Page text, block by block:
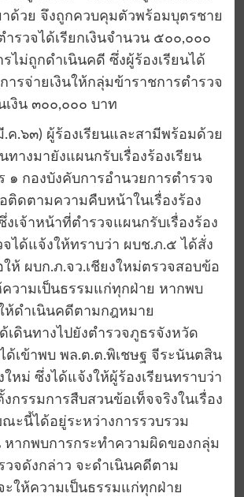
ด้วย จึงถูกควบคุมตัวพร้อมบุตรชาย
ำรวจได้เรียกเงินจำนวน ๕๐๐,๐๐๐
ไม่ถูกดำเนินคดี ซึ่งผู้ร้องเรียนได้
ารจ่ายเงินให้กลุ่มข้าราชการตำรวจ
เงิน ๓๐๐,๐๐๐ บาท
.ค.๖๓) ผู้ร้องเรียนและสามีพร้อมด้วย
ทางมายังแผนกรับเรื่องร้องเรียน
๑ กองบังคับการอำนวยการตำรวจ
ติดตามความคืบหน้าในเรื่องร้อง
งเจ้าหน้าที่ตำรวจแผนกรับเรื่องร้อง
จได้แจ้งให้ทราบว่า ผบช.ภ.๕ ได้สั่ง
ให้ ผบก.ภ.จว.เชียงใหม่ตรวจสอบข้อ
ความเป็นธรรมแก่ทุกฝ่าย หากพบ
ห้ดำเนินคดีตามกฎหมาย
เดินทางไปยังตำรวจภูธรจังหวัด
ด้เข้าพบ พล.ต.ต.พิเชษฐ จีระนันตสิน
ใหม่ ซึ่งได้แจ้งให้ผู้ร้องเรียนทราบว่า
งกรรมการสืบสวนข้อเท็จจริงในเรื่อง
ะนี้ได้อยู่ระหว่างการรวบรวม
ากพบการกระทำความผิดของกลุ่ม
วจดังกล่าว จะดำเนินคดีตาม
ให้ความเป็นธรรมแก่ทุกฝ่าย